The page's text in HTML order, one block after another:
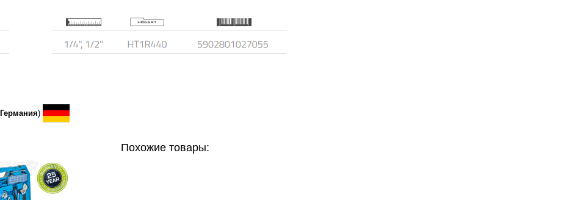
Германия)
Похожие товары: